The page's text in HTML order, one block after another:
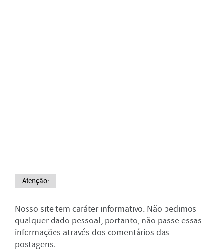
Atenção:
Nosso site tem caráter informativo. Não pedimos
qualquer dado pessoal, portanto, não passe essas
informações através dos comentários das
postagens.